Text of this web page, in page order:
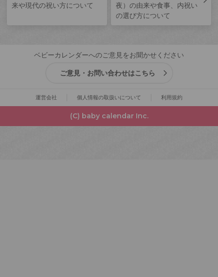
来や現代の祝い方について
夜）の由来や食事、内祝い
の選び方について
ベビーカレンダーへのご意見をお聞かせください
ご意見・お問い合わせはこちら
運営会社 個人情報の取扱いについて 利用規約
(C) baby calendar Inc.